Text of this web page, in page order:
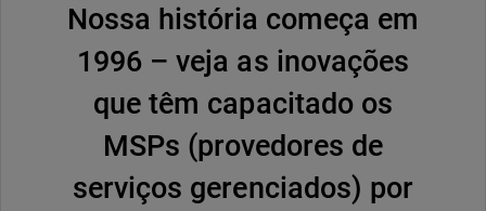
Nossa história começa em
1996 – veja as inovações
que têm capacitado os
MSPs (provedores de
serviços gerenciados) por